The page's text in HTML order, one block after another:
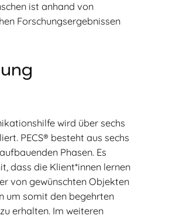
ist anhand von
Forschungsergebnissen
wird über sechs
PECS® besteht aus sechs
Phasen. Es
dass die Klient*innen lernen
von gewünschten Objekten
um somit den begehrten
erhalten. Im weiteren